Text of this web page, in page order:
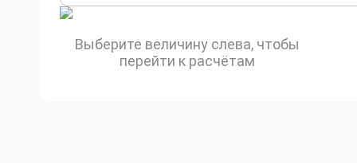
Выберите величину слева, чтобы
перейти к расчётам